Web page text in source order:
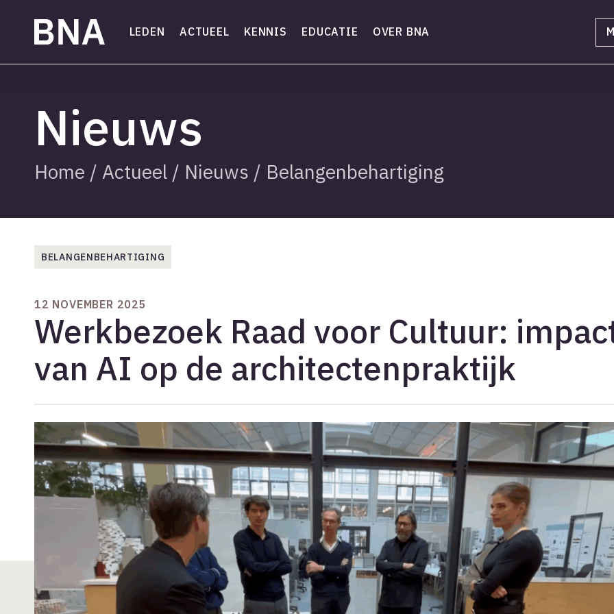
LEDEN ACTUEEL KENNIS EDUCATIE OVER BNA
Nieuws
Home / Actueel / Nieuws / Belangenbehartiging
BELANGENBEHARTIGING
12 NOVEMBER 2025
Werkbezoek Raad voor Cultuur:
van AI op de architectenpraktijk